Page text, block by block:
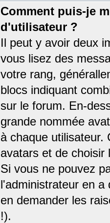
Comment puis-je
d'utilisateur ?
Il peut y avoir deux
vous lisez des
votre rang,
blocs indiquant
sur le forum. En-
grande nommée
à chaque utilisateur.
avatars et de choisir
Si vous ne pouvez
l'administrateur en a
en demander les
!).